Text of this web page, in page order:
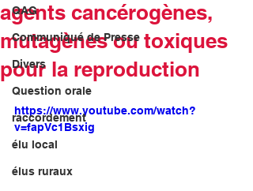
QAG
Communiqué de Presse
Divers
Question orale
raccordement
élu local
élus ruraux
agents cancérogènes,
mutagènes ou toxiques
pour la reproduction
https://www.youtube.com/watch?
v=fapVc1Bsxig